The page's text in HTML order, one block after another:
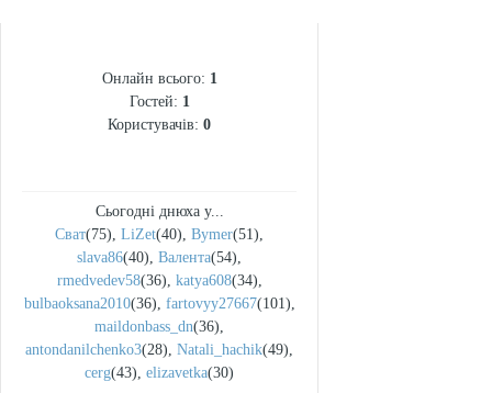
Онлайн всього: 1
Гостей: 1
Користувачів: 0
Сьогодні днюха у...
Сват(75), LiZet(40), Bymer(51),
slava86(40), Валента(54),
rmedvedev58(36), katya608(34),
bulbaoksana2010(36), fartovyy27667(101),
maildonbass_dn(36),
antondanilchenko3(28), Natali_hachik(49),
cerg(43), elizavetka(30)